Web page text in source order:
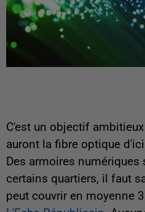
C'est un objectif
auront la fibre optique
Des armoires
certains quartiers, il faut
peut couvrir en moyenne